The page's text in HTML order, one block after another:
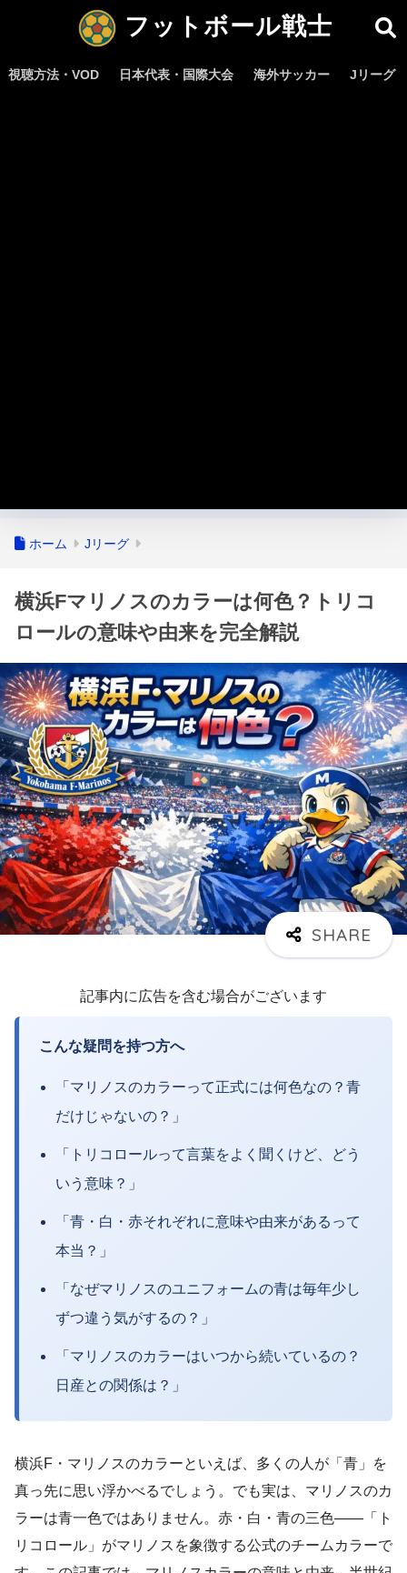
フットボール戦士
視聴方法・VOD 日本代表・国際大会 海外サッカー Jリーグ
ホーム Jリーグ
横浜Fマリノスのカラーは何色？トリコ
ロールの意味や由来を完全解説
記事内に広告を含む場合がございます
こんな疑問を持つ方へ
「マリノスのカラーって正式には何色なの？青
だけじゃないの？」
「トリコロールって言葉をよく聞くけど、どう
いう意味？」
「青・白・赤それぞれに意味や由来があるって
本当？」
「なぜマリノスのユニフォームの青は毎年少し
ずつ違う気がするの？」
「マリノスのカラーはいつから続いているの？
日産との関係は？」
横浜F・マリノスのカラーといえば、多くの人が「青」を
真っ先に思い浮かべるでしょう。でも実は、マリノスのカ
ラーは青一色ではありません。赤・白・青の三色——「ト
リコロール」がマリノスを象徴する公式のチームカラーで